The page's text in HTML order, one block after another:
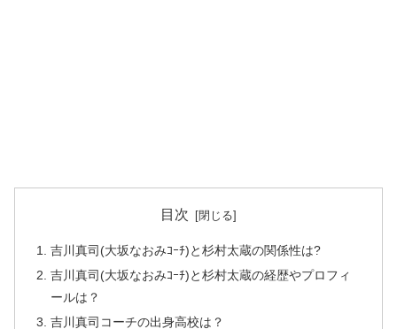
目次
吉川真司(大坂なおみｺｰﾁ)と杉村太蔵の関係性は?
吉川真司(大坂なおみｺｰﾁ)と杉村太蔵の経歴やプロフィ
ールは？
吉川真司コーチの出身高校は？